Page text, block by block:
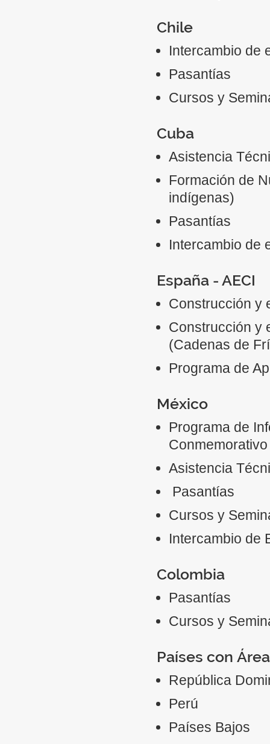
Chile
Intercambio de
Pasantías
Cursos y
Cuba
Asistencia
Formación de
indígenas)
Pasantías
Intercambio de
España - AECI
Construcción y
Construcción y
(Cadenas de
Programa de
México
Programa de
Asistencia
Pasantías
Cursos y
Intercambio de
Colombia
Pasantías
Cursos y
Países con
República
Perú
Países Bajos